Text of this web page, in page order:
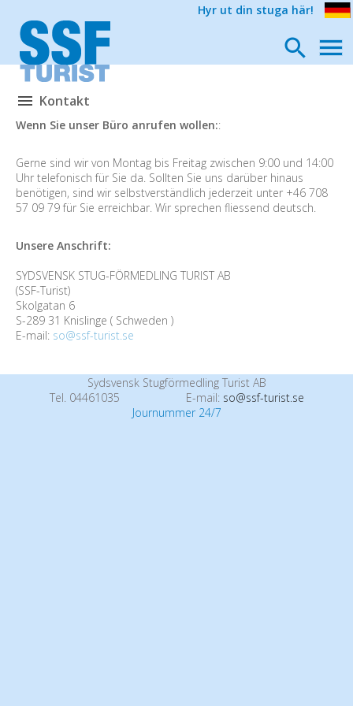
Hyr ut din stuga här!
Kontakt
Wenn Sie unser Büro anrufen wollen::
Gerne sind wir von Montag bis Freitag zwischen 9:00 und 14:00
Uhr telefonisch für Sie da. Sollten Sie uns darüber hinaus
benötigen, sind wir selbstverständlich jederzeit unter +46 708
57 09 79 für Sie erreichbar. Wir sprechen fliessend deutsch.
Unsere Anschrift:
SYDSVENSK STUG-FÖRMEDLING TURIST AB
(SSF-Turist)
Skolgatan 6
S-289 31 Knislinge ( Schweden )
E-mail: so@ssf-turist.se
Sydsvensk Stugförmedling Turist AB
Tel. 04461035
E-mail: so@ssf-turist.se
Journummer 24/7